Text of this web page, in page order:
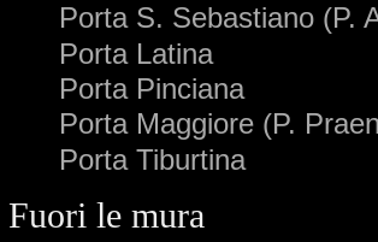
Porta S. Sebastiano (P.
Porta Latina
Porta Pinciana
Porta Maggiore (P.
Porta Tiburtina
Fuori le mura